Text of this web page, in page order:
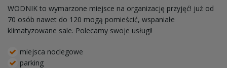
WODNIK to wymarzone miejsce na organizację przyjęć! już od
70 osób nawet do 120 mogą pomieścić, wspaniałe
klimatyzowane sale. Polecamy swoje usługi!
miejsca noclegowe
parking